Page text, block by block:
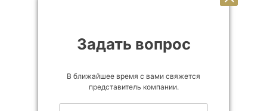
Задать вопрос
В ближайшее время с вами свяжется
представитель компании.